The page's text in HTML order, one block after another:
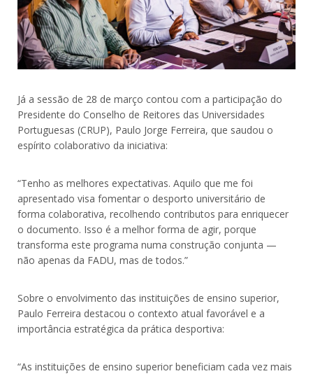
Já a sessão de 28 de março contou com a participação do
Presidente do Conselho de Reitores das Universidades
Portuguesas (CRUP), Paulo Jorge Ferreira, que saudou o
espírito colaborativo da iniciativa:
“Tenho as melhores expectativas. Aquilo que me foi
apresentado visa fomentar o desporto universitário de
forma colaborativa, recolhendo contributos para enriquecer
o documento. Isso é a melhor forma de agir, porque
transforma este programa numa construção conjunta —
não apenas da FADU, mas de todos.”
Sobre o envolvimento das instituições de ensino superior,
Paulo Ferreira destacou o contexto atual favorável e a
importância estratégica da prática desportiva:
“As instituições de ensino superior beneficiam cada vez mais